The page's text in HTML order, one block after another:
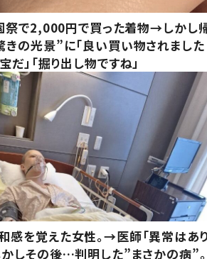
祭で2,000円で買った着物→しかし
の光景”に「良い買い物されました
だ」「掘り出し物ですね」
感を覚えた女性。→医師「異常はあ
かしその後…判明した”まさかの病”。